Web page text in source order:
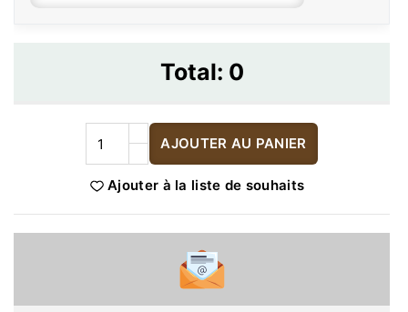
Total: 0
AJOUTER AU PANIER
Ajouter à la liste de souhaits